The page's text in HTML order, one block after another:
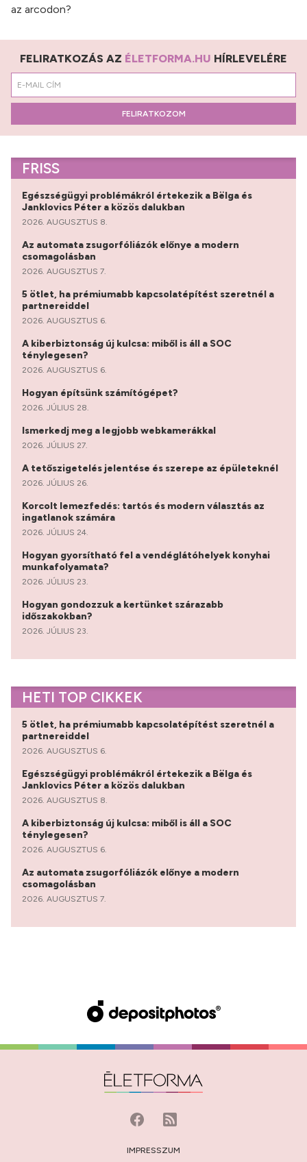
az arcodon?
FELIRATKOZÁS AZ ÉLETFORMA.HU HÍRLEVELÉRE
FELIRATKOZOM
FRISS
Egészségügyi problémákról értekezik a Bëlga és
Janklovics Péter a közös dalukban
2026. AUGUSZTUS 8.
Az automata zsugorfóliázók előnye a modern
csomagolásban
2026. AUGUSZTUS 7.
5 ötlet, ha prémiumabb kapcsolatépítést szeretnél a
partnereiddel
2026. AUGUSZTUS 6.
A kiberbiztonság új kulcsa: miből is áll a SOC
ténylegesen?
2026. AUGUSZTUS 6.
Hogyan építsünk számítógépet?
2026. JÚLIUS 28.
Ismerkedj meg a legjobb webkamerákkal
2026. JÚLIUS 27.
A tetőszigetelés jelentése és szerepe az épületeknél
2026. JÚLIUS 26.
Korcolt lemezfedés: tartós és modern választás az
ingatlanok számára
2026. JÚLIUS 24.
Hogyan gyorsítható fel a vendéglátóhelyek konyhai
munkafolyamata?
2026. JÚLIUS 23.
Hogyan gondozzuk a kertünket szárazabb
időszakokban?
2026. JÚLIUS 23.
HETI TOP CIKKEK
5 ötlet, ha prémiumabb kapcsolatépítést szeretnél a
partnereiddel
2026. AUGUSZTUS 6.
Egészségügyi problémákról értekezik a Bëlga és
Janklovics Péter a közös dalukban
2026. AUGUSZTUS 8.
A kiberbiztonság új kulcsa: miből is áll a SOC
ténylegesen?
2026. AUGUSZTUS 6.
Az automata zsugorfóliázók előnye a modern
csomagolásban
2026. AUGUSZTUS 7.
IMPRESSZUM